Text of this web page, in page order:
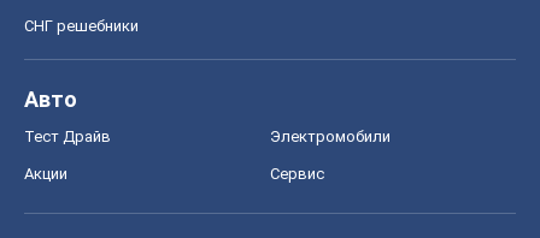
СНГ решебники
Авто
Тест Драйв Электромобили
Акции Сервис